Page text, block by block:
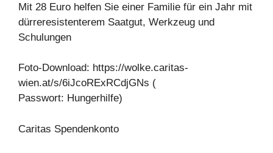
Mit 28 Euro helfen Sie einer Familie für ein Jahr mit
dürreresistenterem Saatgut, Werkzeug und
Schulungen
Foto-Download: https://wolke.caritas-
wien.at/s/6iJcoRExRCdjGNs (
Passwort: Hungerhilfe)
Caritas Spendenkonto